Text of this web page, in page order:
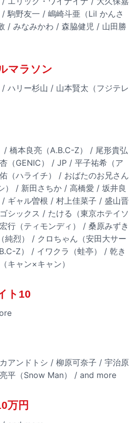
駒野友一 / 嶋崎斗亜（Lil かんさ
/ みなみかわ / 森脇健児 / 山田勝
マラソン
ハリー杉山 / 山本賢太（フジテレ
/ 橋本良亮（A.B.C-Z） / 尾形貴弘
（GENIC） / JP / 平子祐希（ア
（ハライチ） / おばたのお兄さん
） / 新田さちか / 高橋愛 / 坂井良
/ ギャル曽根 / 村上佳菜子 / 盛山晋
シックス / たける（東京ホテイソ
行（ティモンディ） / 桑原みずき
純烈） / クロちゃん（安田大サー
Z） / イワクラ（蛙亭） / 乾き
キャン×キャン）
ト10
アンドトシ / 柳原可奈子 / 宇治原
平（Snow Man） / and more
万円